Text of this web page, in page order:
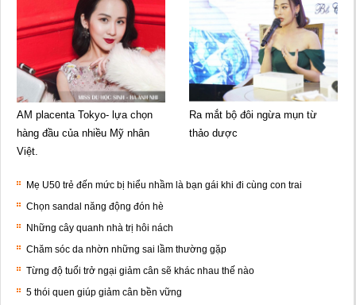
AM placenta Tokyo- lựa chọn
hàng đầu của nhiều Mỹ nhân
Việt.
Ra mắt bộ đôi ngừa mụn từ
thảo dược
Mẹ U50 trẻ đến mức bị hiểu nhầm là bạn gái khi đi cùng con trai
Chọn sandal năng động đón hè
Những cây quanh nhà trị hôi nách
Chăm sóc da nhờn những sai lầm thường gặp
Từng độ tuổi trở ngại giảm cân sẽ khác nhau thế nào
5 thói quen giúp giảm cân bền vững